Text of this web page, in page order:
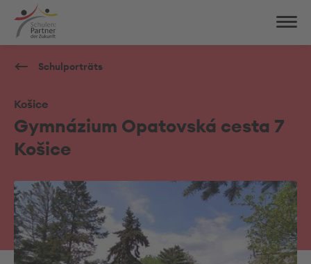
Schulporträts
Košice
Gymnázium Opatovská cesta 7
Košice